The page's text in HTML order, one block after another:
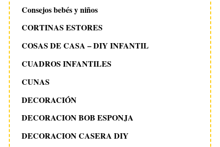
n
t
r
a
d
a
s
Consejos bebés y niños
CORTINAS ESTORES
COSAS DE CASA – DIY INFANTIL
CUADROS INFANTILES
CUNAS
DECORACIÓN
DECORACION BOB ESPONJA
DECORACION CASERA DIY
e
a
c